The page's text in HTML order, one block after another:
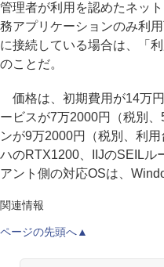
管理者が利用を認めたネッ
務アプリケーションのみ利
に接続している場合は、「
のことだ。
価格は、初期費用が14万
ービスが7万2000円（税別
ンが9万2000円（税別、利
ハのRTX1200、IIJのSEILル
アント側の対応OSは、
関連情報
ページの先頭へ▲